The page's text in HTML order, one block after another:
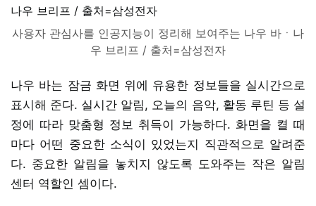
사용자 관심사를 인공지능이 정리해 보여주는 나우 바ㆍ나
우 브리프 / 출처=삼성전자
나우 바는 잠금 화면 위에 유용한 정보들을 실시간으로
표시해 준다. 실시간 알림, 오늘의 음악, 활동 루틴 등 설
정에 따라 맞춤형 정보 취득이 가능하다. 화면을 켤 때
마다 어떤 중요한 소식이 있었는지 직관적으로 알려준
다. 중요한 알림을 놓치지 않도록 도와주는 작은 알림
센터 역할인 셈이다.